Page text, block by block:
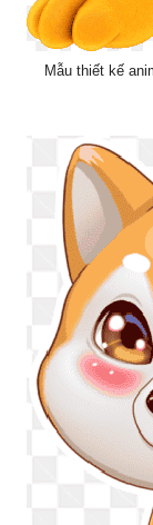
Mẫu thiết kế